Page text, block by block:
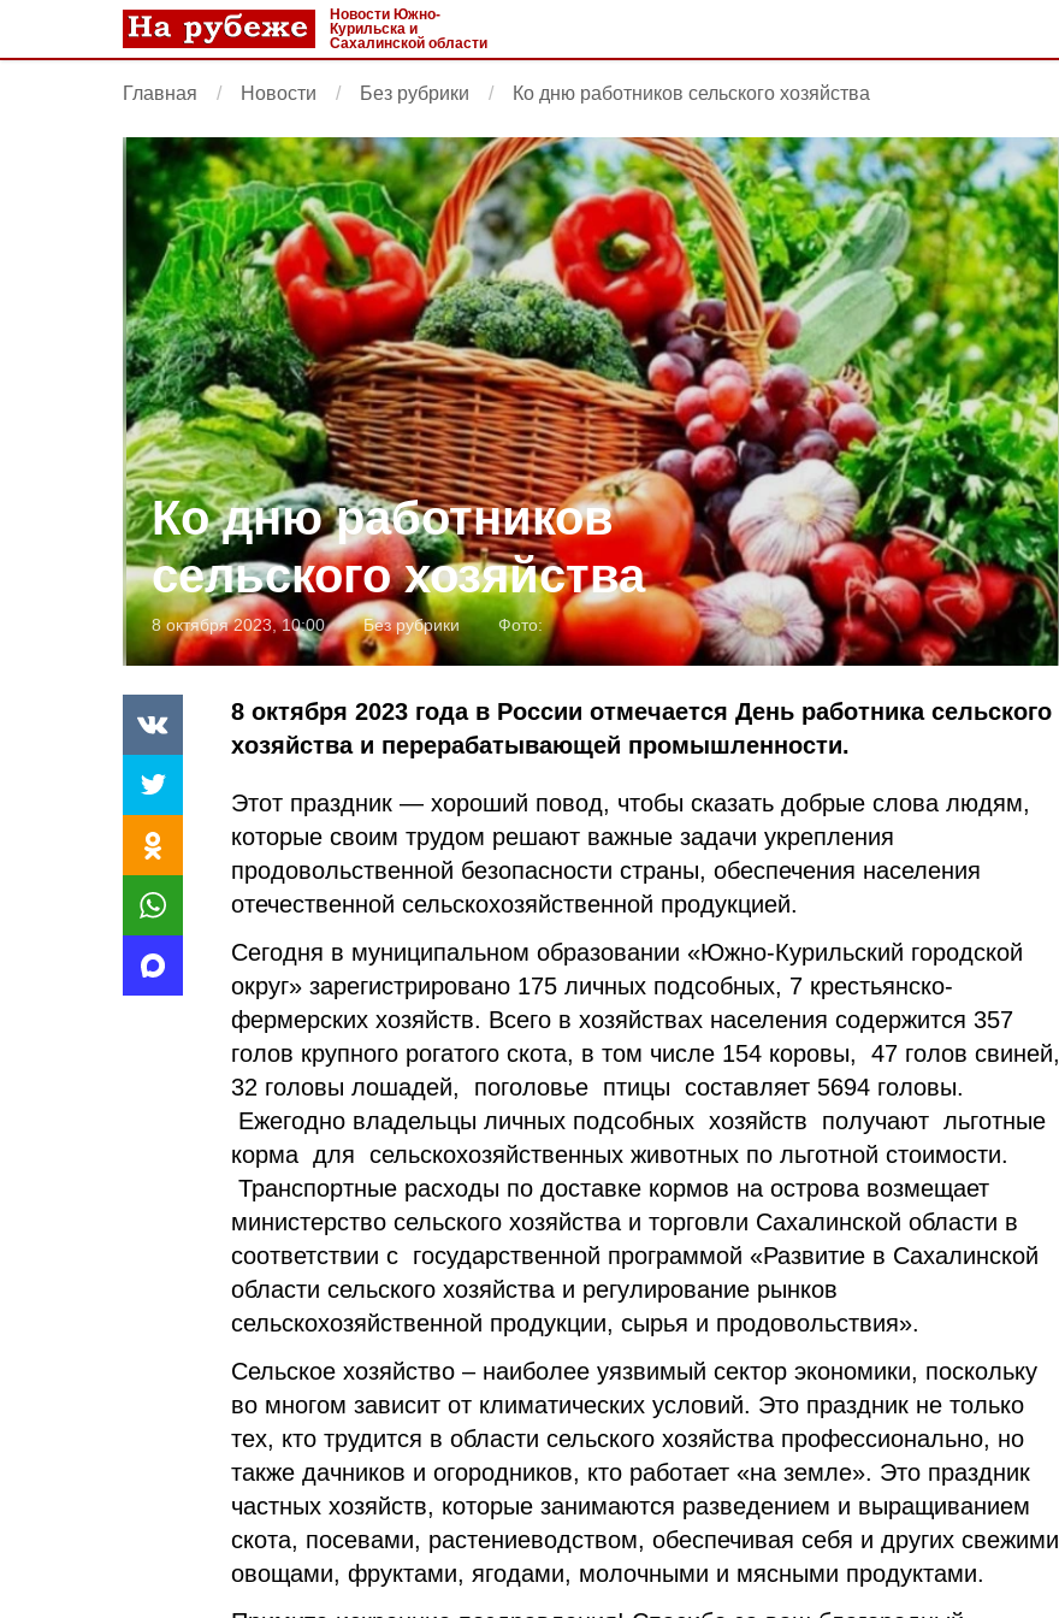
Новости Южно-
Курильска и
Сахалинской области
Главная Новости Без рубрики Ко дню работников сельского хозяйства
Ко дню работников
сельского хозяйства
8 октября 2023, 10:00 Без рубрики Фото:
8 октября 2023 года в России отмечается День работника сельского
хозяйства и перерабатывающей промышленности.
Этот праздник — хороший повод, чтобы сказать добрые слова людям,
которые своим трудом решают важные задачи укрепления
продовольственной безопасности страны, обеспечения населения
отечественной сельскохозяйственной продукцией.
Сегодня в муниципальном образовании «Южно-Курильский городской
округ» зарегистрировано 175 личных подсобных, 7 крестьянско-
фермерских хозяйств. Всего в хозяйствах населения содержится 357
голов крупного рогатого скота, в том числе 154 коровы, 47 голов свиней,
32 головы лошадей, поголовье птицы составляет 5694 головы.
Ежегодно владельцы личных подсобных хозяйств получают льготные
корма для сельскохозяйственных животных по льготной стоимости.
Транспортные расходы по доставке кормов на острова возмещает
министерство сельского хозяйства и торговли Сахалинской области в
соответствии с государственной программой «Развитие в Сахалинской
области сельского хозяйства и регулирование рынков
сельскохозяйственной продукции, сырья и продовольствия».
Сельское хозяйство – наиболее уязвимый сектор экономики, поскольку
во многом зависит от климатических условий. Это праздник не только
тех, кто трудится в области сельского хозяйства профессионально, но
также дачников и огородников, кто работает «на земле». Это праздник
частных хозяйств, которые занимаются разведением и выращиванием
скота, посевами, растениеводством, обеспечивая себя и других свежими
овощами, фруктами, ягодами, молочными и мясными продуктами.